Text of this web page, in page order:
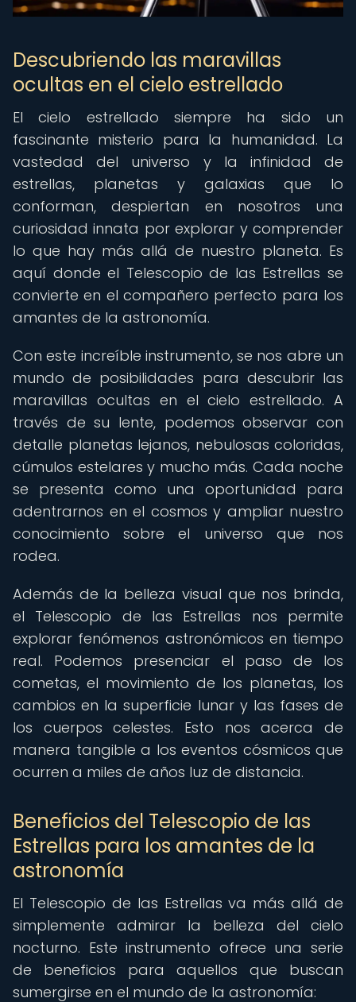
Descubriendo las maravillas
ocultas en el cielo estrellado
El cielo estrellado siempre ha sido un
fascinante misterio para la humanidad. La
vastedad del universo y la infinidad de
estrellas, planetas y galaxias que lo
conforman, despiertan en nosotros una
curiosidad innata por explorar y comprender
lo que hay más allá de nuestro planeta. Es
aquí donde el Telescopio de las Estrellas se
convierte en el compañero perfecto para los
amantes de la astronomía.
Con este increíble instrumento, se nos abre un
mundo de posibilidades para descubrir las
maravillas ocultas en el cielo estrellado. A
través de su lente, podemos observar con
detalle planetas lejanos, nebulosas coloridas,
cúmulos estelares y mucho más. Cada noche
se presenta como una oportunidad para
adentrarnos en el cosmos y ampliar nuestro
conocimiento sobre el universo que nos
rodea.
Además de la belleza visual que nos brinda,
el Telescopio de las Estrellas nos permite
explorar fenómenos astronómicos en tiempo
real. Podemos presenciar el paso de los
cometas, el movimiento de los planetas, los
cambios en la superficie lunar y las fases de
los cuerpos celestes. Esto nos acerca de
manera tangible a los eventos cósmicos que
ocurren a miles de años luz de distancia.
Beneficios del Telescopio de las
Estrellas para los amantes de la
astronomía
El Telescopio de las Estrellas va más allá de
simplemente admirar la belleza del cielo
nocturno. Este instrumento ofrece una serie
de beneficios para aquellos que buscan
sumergirse en el mundo de la astronomía: